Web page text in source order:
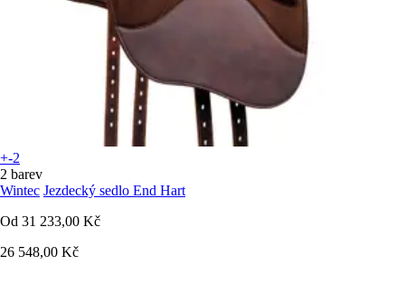
+-2
2 barev
Wintec Jezdecký sedlo End Hart
Od 31 233,00 Kč
26 548,00 Kč